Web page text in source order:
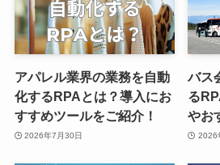
アパレル業界の業務を自動
化するRPAとは？導入にお
すすめツールをご紹介！
2026年7月30日
バス
る
やお
2026